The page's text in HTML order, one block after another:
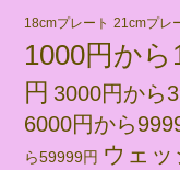
18cmプレート 21cmプレ
1000円から
円 3000円から
6000円から
ら59999円 ウェ